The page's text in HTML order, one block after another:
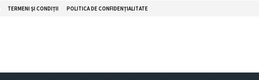
TERMENI ȘI CONDIȚII POLITICA DE CONFIDENȚIALITATE